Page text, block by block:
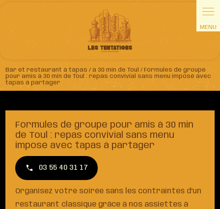
Bar et restaurant à tapas / à 30 min de Toul / Formules de groupe
pour amis à 30 min de Toul : repas convivial sans menu imposé avec
tapas à partager
Formules de groupe pour amis à 30 min
de Toul : repas convivial sans menu
imposé avec tapas à partager
03 55 40 31 17
Organisez votre soirée sans les contraintes d'un
restaurant classique grâce à nos assiettes à
Panneau de gestion des cookies